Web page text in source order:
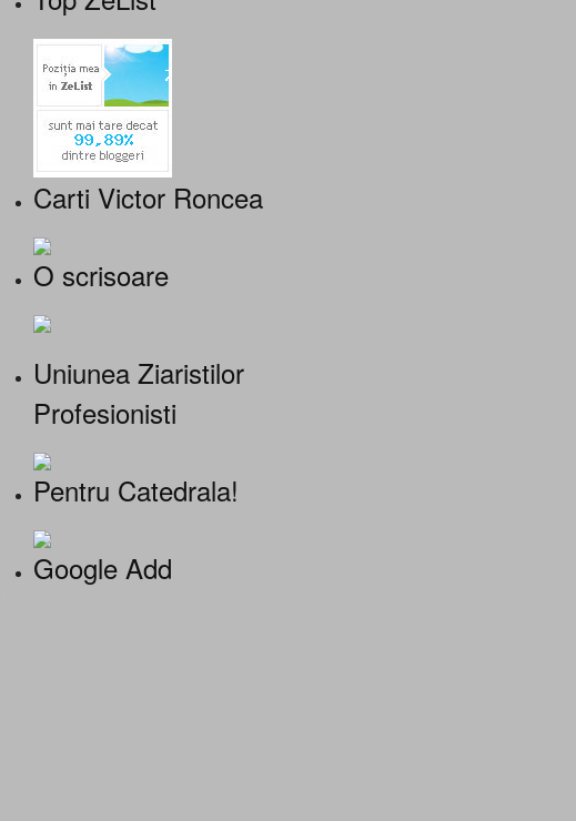
Carti Victor Roncea
O scrisoare
Uniunea Ziaristilor
Profesionisti
Pentru Catedrala!
Google Add